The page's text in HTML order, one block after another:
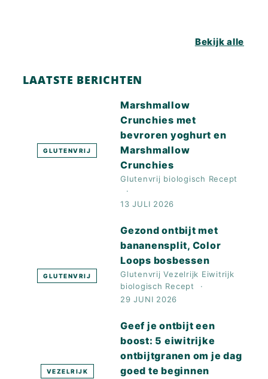
Bekijk alle
LAATSTE BERICHTEN
GLUTENVRIJ
Marshmallow
Crunchies met
bevroren yoghurt en
Marshmallow
Crunchies
Glutenvrij biologisch Recept
13 JULI 2026
GLUTENVRIJ
Gezond ontbijt met
bananensplit, Color
Loops bosbessen
Glutenvrij Vezelrijk Eiwitrijk
biologisch Recept
29 JUNI 2026
VEZELRIJK
Geef je ontbijt een
boost: 5 eiwitrijke
ontbijtgranen om je dag
goed te beginnen